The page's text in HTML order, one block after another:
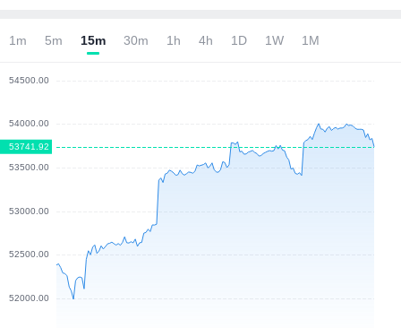
1m 5m 15m 30m 1h 4h 1D 1W 1M